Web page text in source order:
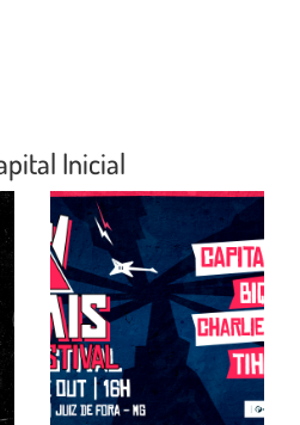
Inicial